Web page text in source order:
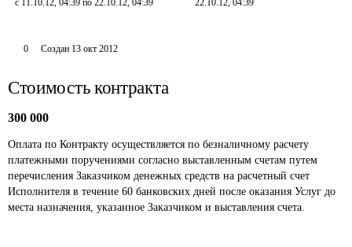
с 11.10.12, 04:39 по 22.10.12, 04:39
22.10.12, 04:39
0 Создан 13 окт 2012
Стоимость контракта
300 000
Оплата по Контракту осуществляется по безналичному расчету
платежными поручениями согласно выставленным счетам путем
перечисления Заказчиком денежных средств на расчетный счет
Исполнителя в течение 60 банковских дней после оказания Услуг до
места назначения, указанное Заказчиком и выставления счета.